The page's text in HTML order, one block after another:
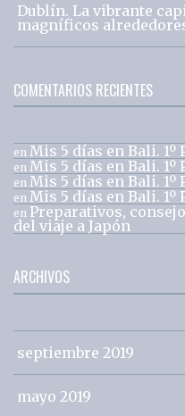
Dublín. La vibrante
magníficos
COMENTARIOS RECIENTES
en Mis 5 días en Bali. 1º
en Mis 5 días en Bali. 1º
en Mis 5 días en Bali. 1º
en Mis 5 días en Bali. 1º
en Preparativos,
del viaje a Japón
ARCHIVOS
septiembre 2019
mayo 2019